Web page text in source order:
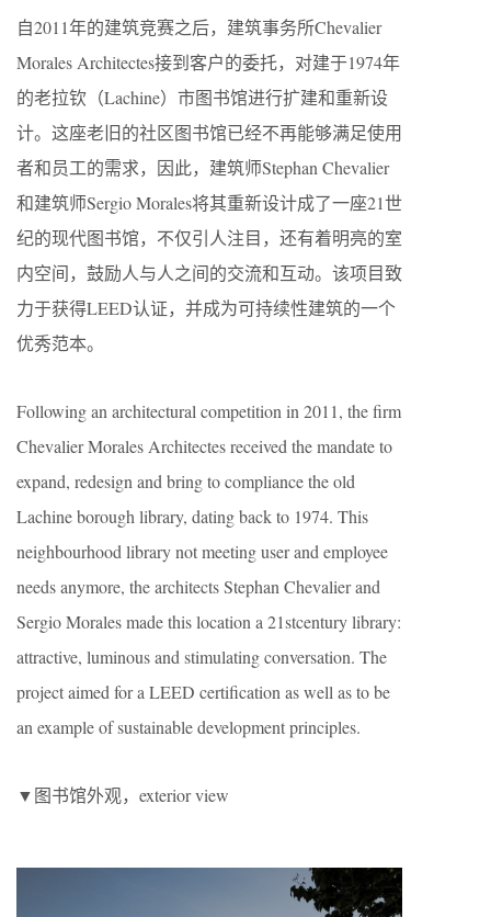
自2011年的建筑竞赛之后，建筑事务所Chevalier
Morales Architectes接到客户的委托，对建于1974年
的老拉钦（Lachine）市图书馆进行扩建和重新设
计。这座老旧的社区图书馆已经不再能够满足使用
者和员工的需求，因此，建筑师Stephan Chevalier
和建筑师Sergio Morales将其重新设计成了一座21世
纪的现代图书馆，不仅引人注目，还有着明亮的室
内空间，鼓励人与人之间的交流和互动。该项目致
力于获得LEED认证，并成为可持续性建筑的一个
优秀范本。
Following an architectural competition in 2011, the firm
Chevalier Morales Architectes received the mandate to
expand, redesign and bring to compliance the old
Lachine borough library, dating back to 1974. This
neighbourhood library not meeting user and employee
needs anymore, the architects Stephan Chevalier and
Sergio Morales made this location a 21stcentury library:
attractive, luminous and stimulating conversation. The
project aimed for a LEED certification as well as to be
an example of sustainable development principles.
▼图书馆外观，exterior view